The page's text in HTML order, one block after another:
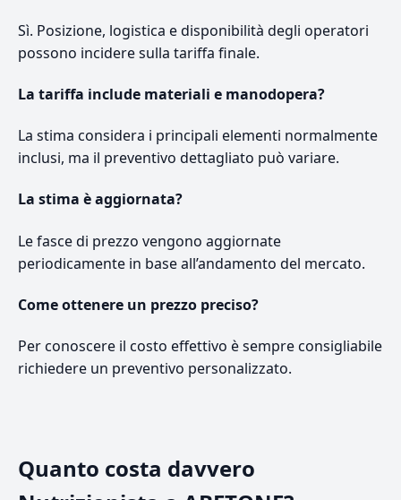
Sì. Posizione, logistica e disponibilità degli operatori
possono incidere sulla tariffa finale.
La tariffa include materiali e manodopera?
La stima considera i principali elementi normalmente
inclusi, ma il preventivo dettagliato può variare.
La stima è aggiornata?
Le fasce di prezzo vengono aggiornate
periodicamente in base all’andamento del mercato.
Come ottenere un prezzo preciso?
Per conoscere il costo effettivo è sempre consigliabile
richiedere un preventivo personalizzato.
Quanto costa davvero